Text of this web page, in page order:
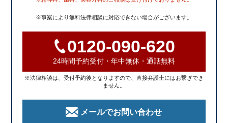
※事案により無料法律相談に対応できない場合がございます。
0120-090-620
24時間予約受付・年中無休・通話無料
※法律相談は、受付予約後となりますので、直接弁護士にはお繋ぎでき
ません。
メールでお問い合わせ